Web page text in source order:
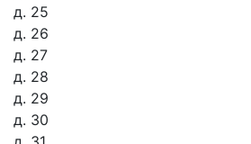
д. 25
д. 26
д. 27
д. 28
д. 29
д. 30